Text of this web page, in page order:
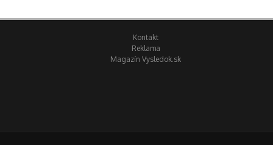
Kontakt
Reklama
Magazín Vysledok.sk